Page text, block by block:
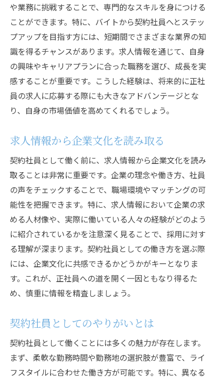
や業務に挑戦することで、専門的なスキルを身につける
ことができます。特に、バイトから契約社員へとステッ
プアップを目指す方には、短期間でさまざまな業界の知
識を得るチャンスがあります。求人情報を通じて、自身
の興味やキャリアプランに合った職務を選び、成長を実
感することが重要です。こうした経験は、将来的に正社
員の求人に応募する際にも大きなアドバンテージとな
り、自身の市場価値を高めてくれるでしょう。
求人情報から企業文化を読み取る
契約社員として働く前に、求人情報から企業文化を読み
取ることは非常に重要です。企業の理念や働き方、社員
の声をチェックすることで、職場環境やマッチングの可
能性を把握できます。特に、求人情報において企業の求
める人材像や、実際に働いている人々の経験がどのよう
に紹介されているかを注意深く見ることで、採用に対す
る理解が深まります。契約社員としての働き方を選ぶ際
には、企業文化に共感できるかどうかがキーとなりま
す。これが、正社員への道を開く一因ともなり得るた
め、慎重に情報を精査しましょう。
契約社員としてのやりがいとは
契約社員として働くことには多くの魅力が存在します。
まず、柔軟な勤務時間や勤務地の選択肢が豊富で、ライ
フスタイルに合わせた働き方が可能です。特に、異なる